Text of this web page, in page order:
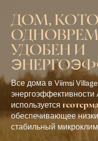
ДОМ,
УДОБЕН И
Все дома в Viimsi
энергоэффективности
используется
обеспечивающее
стабильный